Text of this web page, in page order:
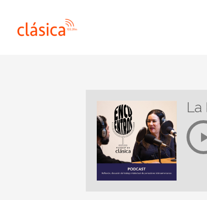
contenido
La